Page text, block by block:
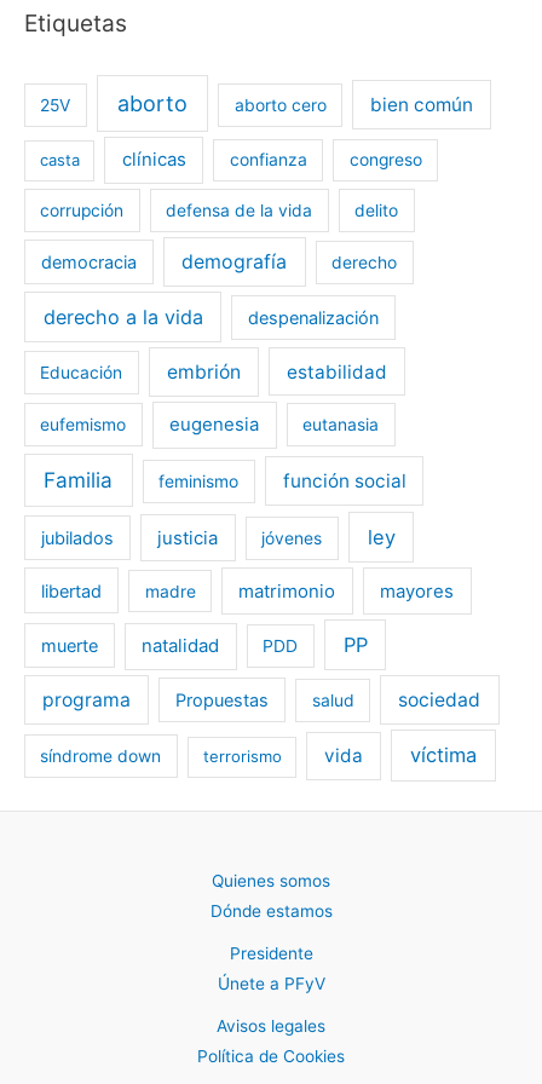
Etiquetas
25V aborto aborto cero bien común
casta clínicas confianza congreso
corrupción defensa de la vida delito
democracia demografía derecho
derecho a la vida despenalización
Educación embrión estabilidad
eufemismo eugenesia eutanasia
Familia feminismo función social
jubilados justicia jóvenes ley
libertad madre matrimonio mayores
muerte natalidad PDD PP
programa Propuestas salud sociedad
síndrome down terrorismo vida víctima
Quienes somos
Dónde estamos
Presidente
Únete a PFyV
Avisos legales
Política de Cookies